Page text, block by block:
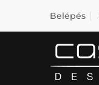
Belépés